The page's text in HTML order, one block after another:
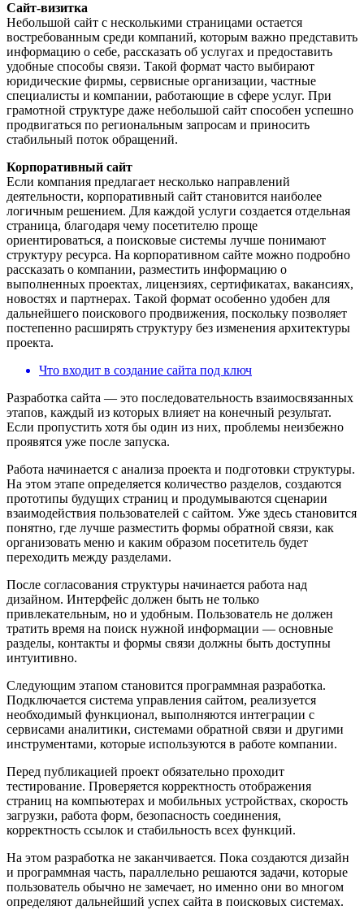
Сайт-визитка
Небольшой сайт с несколькими страницами остается
востребованным среди компаний, которым важно представить
информацию о себе, рассказать об услугах и предоставить
удобные способы связи. Такой формат часто выбирают
юридические фирмы, сервисные организации, частные
специалисты и компании, работающие в сфере услуг. При
грамотной структуре даже небольшой сайт способен успешно
продвигаться по региональным запросам и приносить
стабильный поток обращений.
Корпоративный сайт
Если компания предлагает несколько направлений
деятельности, корпоративный сайт становится наиболее
логичным решением. Для каждой услуги создается отдельная
страница, благодаря чему посетителю проще
ориентироваться, а поисковые системы лучше понимают
структуру ресурса. На корпоративном сайте можно подробно
рассказать о компании, разместить информацию о
выполненных проектах, лицензиях, сертификатах, вакансиях,
новостях и партнерах. Такой формат особенно удобен для
дальнейшего поискового продвижения, поскольку позволяет
постепенно расширять структуру без изменения архитектуры
проекта.
Что входит в создание сайта под ключ
Разработка сайта — это последовательность взаимосвязанных
этапов, каждый из которых влияет на конечный результат.
Если пропустить хотя бы один из них, проблемы неизбежно
проявятся уже после запуска.
Работа начинается с анализа проекта и подготовки структуры.
На этом этапе определяется количество разделов, создаются
прототипы будущих страниц и продумываются сценарии
взаимодействия пользователей с сайтом. Уже здесь становится
понятно, где лучше разместить формы обратной связи, как
организовать меню и каким образом посетитель будет
переходить между разделами.
После согласования структуры начинается работа над
дизайном. Интерфейс должен быть не только
привлекательным, но и удобным. Пользователь не должен
тратить время на поиск нужной информации — основные
разделы, контакты и формы связи должны быть доступны
интуитивно.
Следующим этапом становится программная разработка.
Подключается система управления сайтом, реализуется
необходимый функционал, выполняются интеграции с
сервисами аналитики, системами обратной связи и другими
инструментами, которые используются в работе компании.
Перед публикацией проект обязательно проходит
тестирование. Проверяется корректность отображения
страниц на компьютерах и мобильных устройствах, скорость
загрузки, работа форм, безопасность соединения,
корректность ссылок и стабильность всех функций.
На этом разработка не заканчивается. Пока создаются дизайн
и программная часть, параллельно решаются задачи, которые
пользователь обычно не замечает, но именно они во многом
определяют дальнейший успех сайта в поисковых системах.